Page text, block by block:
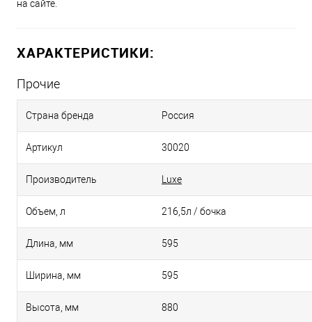
на сайте.
ХАРАКТЕРИСТИКИ:
Прочие
Страна бренда Россия
Артикул 30020
Производитель Luxe
Объем, л 216,5л / бочка
Длина, мм 595
Ширина, мм 595
Высота, мм 880